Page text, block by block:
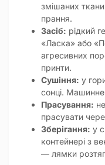
змішаних
прання.
Засіб: рідкий
«Ласка» або
агресивних
принти.
Сушіння: у
сонці.
Прасування:
прасувати
Зберігання: у
контейнері з
— лямки